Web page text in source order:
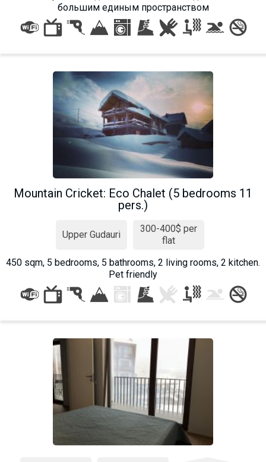
большим единым пространством
Mountain Cricket: Eco Chalet (5 bedrooms 11
pers.)
Upper Gudauri
300-400$ per
flat
450 sqm, 5 bedrooms, 5 bathrooms, 2 living rooms, 2 kitchen.
Pet friendly